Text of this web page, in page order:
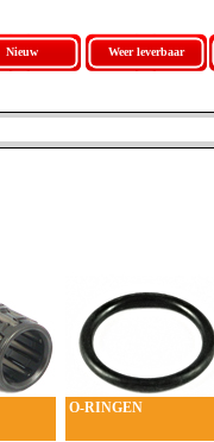
Nieuw Weer leverbaar
O-RINGEN